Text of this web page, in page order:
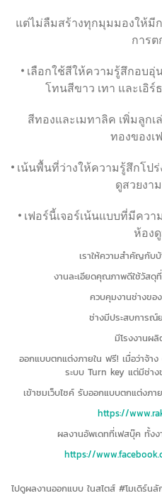
แต่ไม่ลืมสร้างทุกมุมมองให้มี
การต
• เลือกใช้สีให้ความรู้สึกอบอุ่
โทนสีขาว เทา และเอิ
สีทองและเมทาลิค เพิ่มลูก
ทองของเ
•เน้นพื้นที่ว่างให้ความรู้สึกโป
ดูสวยงา
• เฟอร์นี้เจอร์เน้นแบบที่มีคว
ห้อง
เราให้ความสำคัญกับ
งานละเอียดคุณภาพดีใช้วัสดุ
ควบคุมงานช่างขอ
ช่างมีประสบการณ์
มีโรงงานผลิ
ออกแบบตกแต่งภายใน ฟรี! เมื่อว่าจ้า
ระบบ Turn key แต่มีช่าง
เข้าชมเว็บไซค์ รับออกแบบตกแต่งภ
https://
ผลงานอัพเดทที่เฟสบุ๊ค ทั้งง
https://
ไปดูผลงานออกแบบ ในสไตส์ #โมเดิร์น